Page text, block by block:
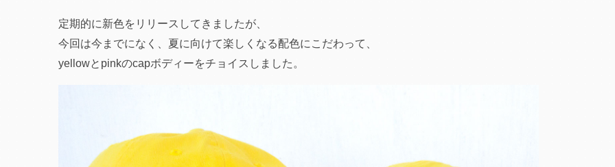
定期的に新色をリリースしてきましたが、
今回は今までになく、夏に向けて楽しくなる配色にこだわって、
yellowとpinkのcapボディーをチョイスしました。